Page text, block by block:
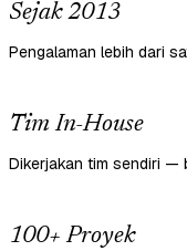
Sejak 2013
Pengalaman lebih dari
Tim In-House
Dikerjakan tim sendiri —
100+ Proyek